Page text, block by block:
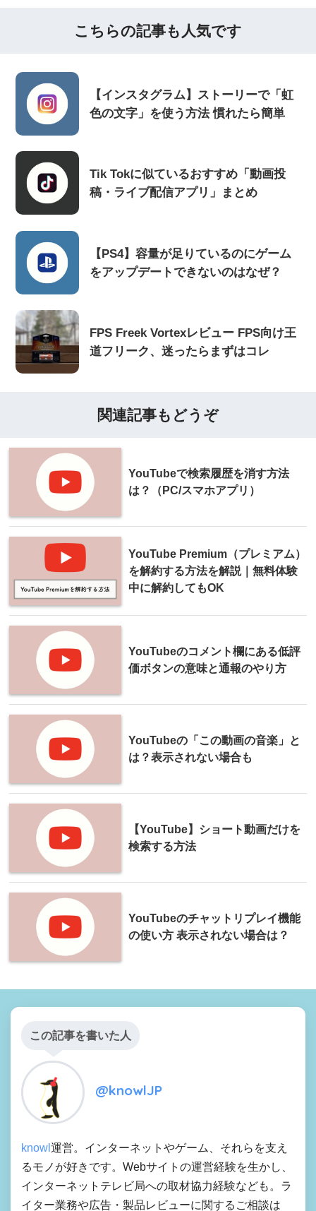
こちらの記事も人気です
【インスタグラム】ストーリーで「虹
色の文字」を使う方法 慣れたら簡単
Tik Tokに似ているおすすめ「動画投
稿・ライブ配信アプリ」まとめ
【PS4】容量が足りているのにゲーム
をアップデートできないのはなぜ？
FPS Freek Vortexレビュー FPS向け王
道フリーク、迷ったらまずはコレ
関連記事もどうぞ
YouTubeで検索履歴を消す方法
は？（PC/スマホアプリ）
YouTube Premium（プレミアム）
を解約する方法を解説｜無料体験
中に解約してもOK
YouTubeのコメント欄にある低評
価ボタンの意味と通報のやり方
YouTubeの「この動画の音楽」と
は？表示されない場合も
【YouTube】ショート動画だけを
検索する方法
YouTubeのチャットリプレイ機能
の使い方 表示されない場合は？
この記事を書いた人
@knowlJP
knowl運営。インターネットやゲーム、それらを支え
るモノが好きです。Webサイトの運営経験を生かし、
インターネットテレビ局への取材協力経験なども。ラ
イター業務や広告・製品レビューに関するご相談は